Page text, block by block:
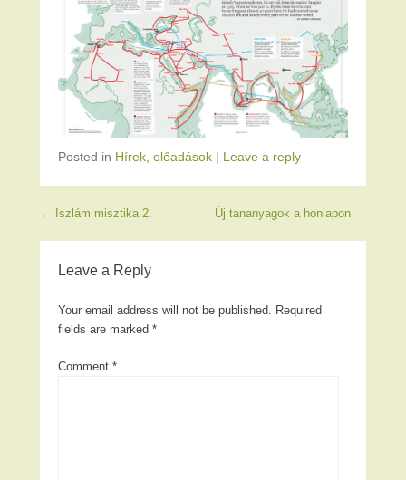
Posted in Hírek, előadások | Leave a reply
Post navigation
← Iszlám misztika 2. Új tananyagok a honlapon →
Leave a Reply
Your email address will not be published. Required
fields are marked *
Comment *